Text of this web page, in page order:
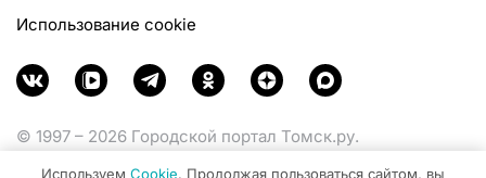
Использование cookie
© 1997 – 2026 Городской портал Томск.ру.
Используем Cookie. Продолжая пользоваться сайтом, вы